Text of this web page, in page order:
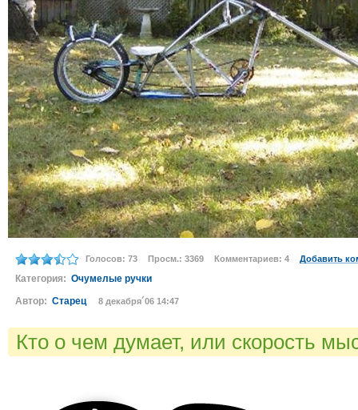
Голосов: 73 Просм.: 3369 Комментариев: 4 Добавить
Категория: Очумелые ручки
Автор: Старец 8 декабря´06 14:47
Кто о чем думает, или скорость